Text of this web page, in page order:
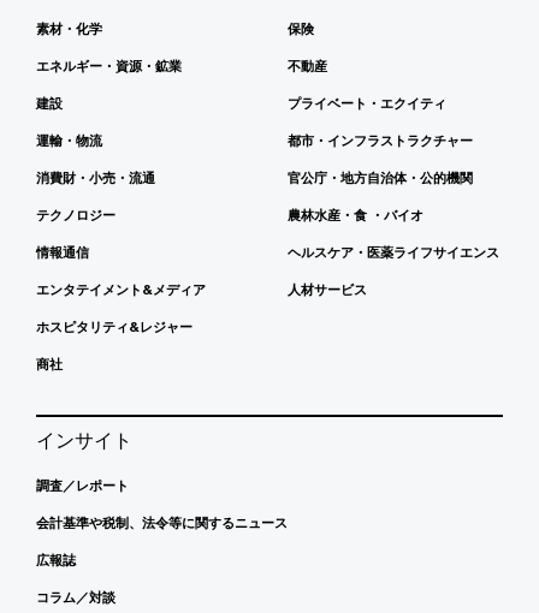
素材・化学
エネルギー・資源・鉱業
建設
運輸・物流
消費財・小売・流通
テクノロジー
情報通信
エンタテイメント&メディア
ホスピタリティ&レジャー
商社
保険
不動産
プライベート・エクイティ
都市・インフラストラクチャー
官公庁・地方自治体・公的機関
農林水産・食 ・バイオ
ヘルスケア・医薬ライフサイエンス
人材サービス
インサイト
調査／レポート
会計基準や税制、法令等に関するニュース
広報誌
コラム／対談